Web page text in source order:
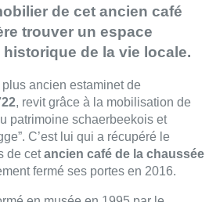
avait dû fermer suite au décès de
politique quant à une éventuelle
Debroe a décidé de
et des décorations pour 1
plus tard.
Rois se déploiechaque année
. On peut ainsi y
la grille des tarifs en
anciens propriétaires et clients…
folklorique et